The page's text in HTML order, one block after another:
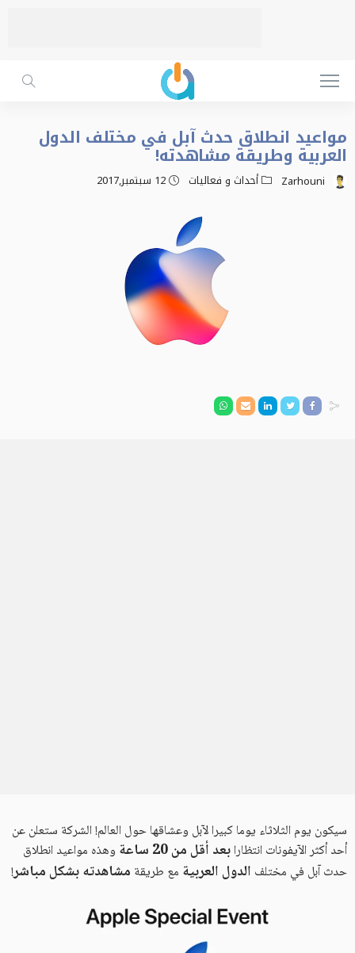
مواعيد انطلاق حدث آبل في مختلف الدول
العربية وطريقة مشاهدته!
Zarhouni أحداث و فعاليات 12 سبتمبر,2017
سيكون يوم الثلاثاء يوما كبيرا لآبل وعشاقها حول العالم! الشركة ستعلن عن
أحد أكثر الآيفونات انتظارابعد أقل من 20 ساعة
وهذه مواعيد انطلاق
حدث آبل في مختلف الدول العربية مع طريقة مشاهدته بشكل مباشر!